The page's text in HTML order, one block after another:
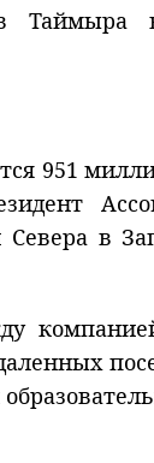
Таймыра
951
Севера в